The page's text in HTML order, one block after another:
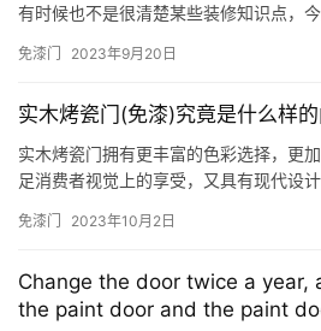
有时候也不是很清楚某些装修知识点，
名思义就是不需要再刷油漆的木门。目
PVC贴面真空吸塑加工工艺而成。 门套
理。还…
免漆门 2023年9月20日
实木烤瓷门(免漆)究竟是什么样的
实木烤瓷门拥有更丰富的色彩选择，更
足消费者视觉上的享受，又具有现代设
装修的时候，都会选择实木烤瓷门作为
更加专业，更加自信，轻松拿下订单，
烤瓷门（…
免漆门 2023年10月2日
Change the door twice a year,
the paint door and the paint